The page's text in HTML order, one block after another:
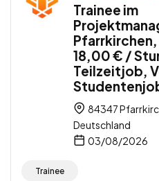
Trainee im
18,00 € /
Teilzeitjob,
84347
Deutschland
03/08/2026
Trainee